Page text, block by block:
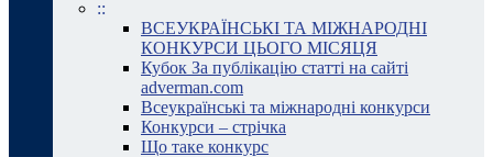
::
ВСЕУКРАЇНСЬКІ ТА МІЖНАРОДНІ
КОНКУРСИ ЦЬОГО МІСЯЦЯ
Кубок За публікацію статті на сайті
adverman.com
Всеукраїнські та міжнародні конкурси
Конкурси – стрічка
Що таке конкурс